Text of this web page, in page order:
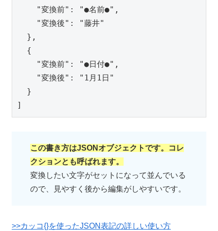
]
この書き方はJSONオブジェクトです。コレ
クションとも呼ばれます。
変換したい文字がセットになって並んでいる
ので、見やすく後から編集がしやすいです。
>>カッコ{}を使ったJSON表記の詳しい使い方